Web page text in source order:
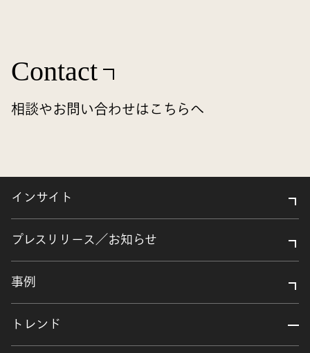
Contact
相談やお問い合わせはこちらへ
インサイト
プレスリリース／お知らせ
事例
トレンド